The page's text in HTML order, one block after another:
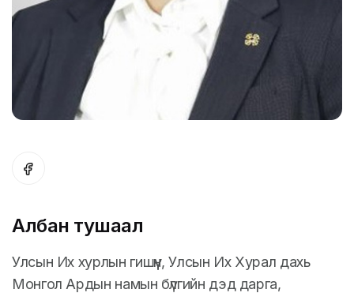
Албан тушаал
Улсын Их хурлын гишүүн, Улсын Их Хурал дахь
Монгол Ардын намын бүлгийн дэд дарга,